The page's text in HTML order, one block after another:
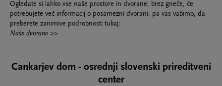
Ogledate si lahko vse naše prostore in dvorane, brez gneče, če
potrebujete več informacij o posamezni dvorani, pa vas vabimo, da
preberete zanimive podrobnosti tukaj:
Naše dvorane >>
Cankarjev dom - osrednji slovenski prireditveni
center